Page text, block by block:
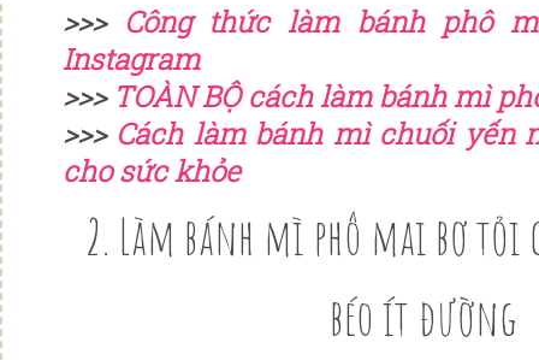
>>> Công thức làm bánh phô
Instagram
>>> TOÀN BỘ cách làm bánh mì
>>> Cách làm bánh mì chuối yến
cho sức khỏe
2. Làm bánh mì phô mai bơ
béo ít đường